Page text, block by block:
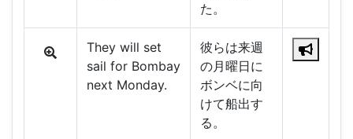
た。
They will set
sail for Bombay
next Monday.
彼らは来週
の月曜日に
ボンベに向
けて船出す
る。